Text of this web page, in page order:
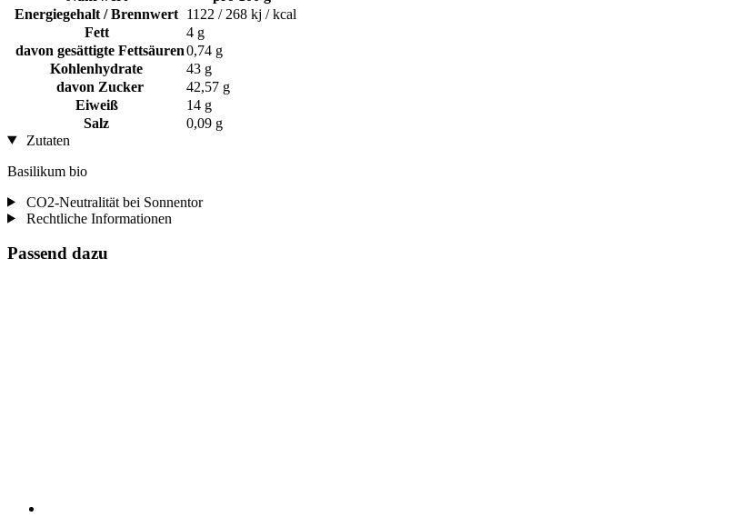
Energiegehalt / Brennwert 1122 / 268 kj / kcal
Fett
4 g
davon gesättigte Fettsäuren0,74 g
Kohlenhydrate
43 g
davon Zucker
42,57 g
Eiweiß
14 g
Salz
0,09 g
Zutaten
Basilikum bio
CO2-Neutralität bei Sonnentor
Rechtliche Informationen
Passend dazu